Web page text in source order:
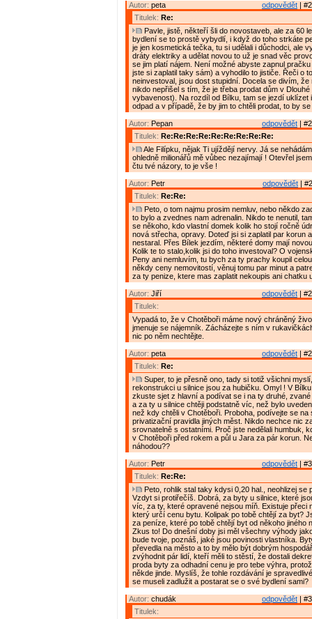
odpovědět |
Autor: peta
Titulek: Re:
Pavle, jistě, někteří šli do novostaveb, ale za 60
bydlení se to prostě vybydlí, i když do toho strkáte
je jen kosmetická tečka, tu si udělali i důchodci, ale
dráty elektriky a udělat novou to už je snad věc
se jim platí nájem. Není možné abyste zapnul
jste si zaplatil taky sám) a vyhodilo to jističe. Řeči o
neinvestoval, jsou dost stupidní. Docela se divím, že
nikdo nepřišel s tím, že je třeba prodat dům v
vybavenost). Na rozdíl od Bílku, tam se jezdí uklízet
odpad a v případě, že by jim to chtěli prodat, to by
odpovědět |
Autor: Pepan
Titulek: Re:Re:Re:Re:Re:Re:Re:Re:Re:
Ale Filípku, nějak Ti ujíždějí nervy. Já se
ohledně milionářů mě vůbec nezajímají ! Otevřel
čtu tvé názory, to je vše !
odpovědět |
Autor: Petr
Titulek: Re:Re:
Peto, o tom najmu prosim nemluv, nebo někdo
to bylo a zvednes nam adrenalin. Nikdo te nenutil,
se někoho, kdo vlastní domek kolik ho stojí ročně
nová střecha, opravy. Doteď jsi si zaplatil par korun
nestaral. Přes Bílek jezdím, některé domy mají
Kolik te to stalo,kolik jsi do toho investoval? O
Peny ani nemluvím, tu bych za ty prachy koupil
někdy ceny nemovitostí, věnuj tomu par minut a
za ty penize, ktere mas zaplatit nekoupis ani chatku
odpovědět |
Autor: Jiří
Titulek:
Vypadá to, že v Chotěboři máme nový chráněný
jmenuje se nájemník. Zácházejte s ním v
nic po něm nechtějte.
odpovědět |
Autor: peta
Titulek: Re:
Super, to je přesně ono, tady si totiž všichni
rekonstrukci u silnice jsou za hubičku. Omyl ! V
zkuste sjet z hlavní a podívat se i na ty druhé,
a za ty u silnice chtěji podstatně víc, než bylo
než kdy chtěli v Chotěboři. Proboha, podívejte se na
privatizační pravidla jiných měst. Nikdo nechce nic
srovnatelně s ostatními. Proč jste nedělali humbuk,
v Chotěboři před rokem a půl u Jara za pár korun.
náhodou??
odpovědět |
Autor: Petr
Titulek: Re:Re:
Peto, rohlik stal taky kdysi 0,20 hal., neohlizej se
Vzdyt si protiřečíš. Dobrá, za byty u silnice, které
víc, za ty, které opravené nejsou míň. Existuje přeci
který určí cenu bytu. Kolipak po tobě chtějí za byt?
za peníze, které po tobě chtějí byt od někoho jiného
Zkus to! Do dnešní doby jsi měl všechny výhody
bude tvoje, poznáš, jaké jsou povinosti vlastníka.
převedla na město a to by mělo být dobrým
zvýhodnit pár lidí, kteří měli to stěstí, že dostali
proda byty za odhadní cenu je pro tebe výhra,
někde jinde. Myslíš, že tohle rozdávání je
se museli zadlužit a postarat se o své bydlení sami?
odpovědět |
Autor: chudák
Titulek: